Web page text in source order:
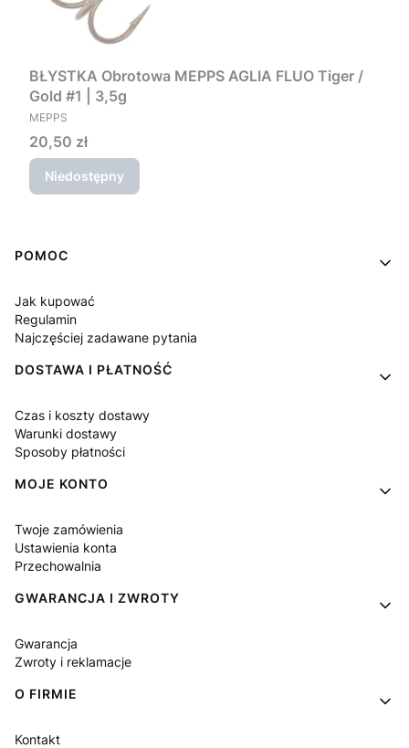
BŁYSTKA Obrotowa MEPPS AGLIA FLUO Tiger /
Gold #1 | 3,5g
PRODUCENT
MEPPS
Cena
20,50 zł
Niedostępny
Linki w stopce
POMOC
Jak kupować
Regulamin
Najczęściej zadawane pytania
DOSTAWA I PŁATNOŚĆ
Czas i koszty dostawy
Warunki dostawy
Sposoby płatności
MOJE KONTO
Twoje zamówienia
Ustawienia konta
Przechowalnia
GWARANCJA I ZWROTY
Gwarancja
Zwroty i reklamacje
O FIRMIE
Kontakt